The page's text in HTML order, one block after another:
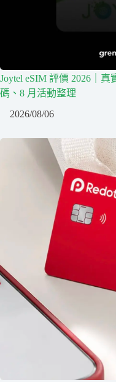
Joytel eSIM 評價 2026｜
碼、8 月活動整理
2026/08/06